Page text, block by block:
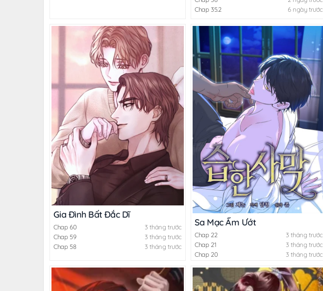
Chap 35.2
6 ngày trước
Gia Đình Bất Đắc Dĩ
Chap 60
3 tháng trước
Chap 59
3 tháng trước
Chap 58
3 tháng trước
Sa Mạc Ẩm Ướt
Chap 22
3 tháng trước
Chap 21
3 tháng trước
Chap 20
3 tháng trước